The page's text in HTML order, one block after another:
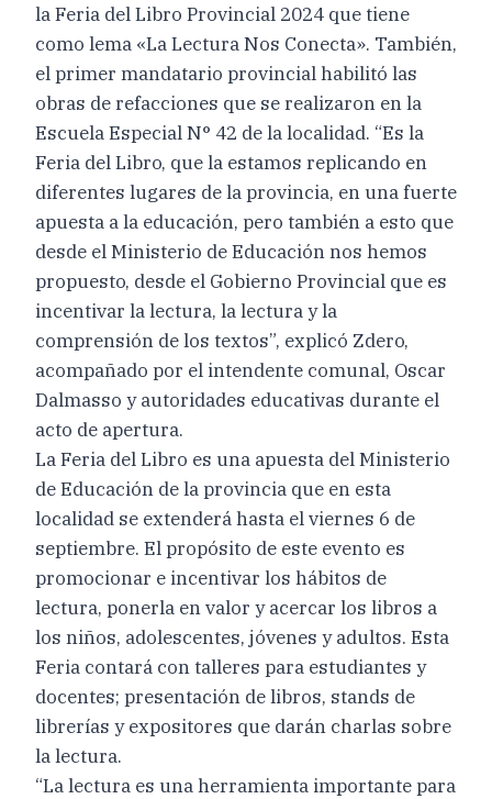
la Feria del Libro Provincial 2024 que tiene
como lema «La Lectura Nos Conecta». También,
el primer mandatario provincial habilitó las
obras de refacciones que se realizaron en la
Escuela Especial N° 42 de la localidad. “Es la
Feria del Libro, que la estamos replicando en
diferentes lugares de la provincia, en una fuerte
apuesta a la educación, pero también a esto que
desde el Ministerio de Educación nos hemos
propuesto, desde el Gobierno Provincial que es
incentivar la lectura, la lectura y la
comprensión de los textos”, explicó Zdero,
acompañado por el intendente comunal, Oscar
Dalmasso y autoridades educativas durante el
acto de apertura.
La Feria del Libro es una apuesta del Ministerio
de Educación de la provincia que en esta
localidad se extenderá hasta el viernes 6 de
septiembre. El propósito de este evento es
promocionar e incentivar los hábitos de
lectura, ponerla en valor y acercar los libros a
los niños, adolescentes, jóvenes y adultos. Esta
Feria contará con talleres para estudiantes y
docentes; presentación de libros, stands de
librerías y expositores que darán charlas sobre
la lectura.
“La lectura es una herramienta importante para